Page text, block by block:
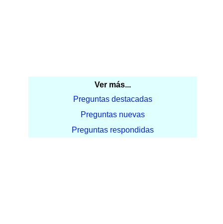
Ver más...
Preguntas destacadas
Preguntas nuevas
Preguntas respondidas